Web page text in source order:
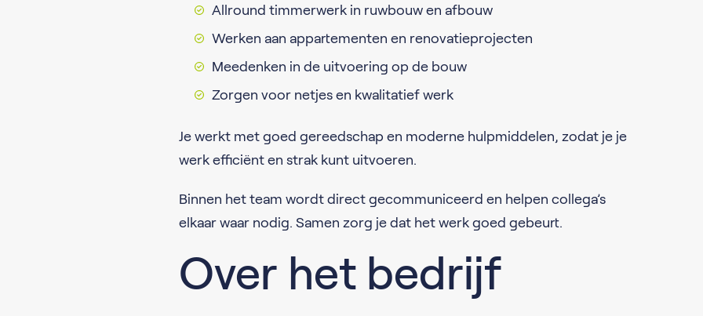
Allround timmerwerk in ruwbouw en afbouw
Werken aan appartementen en renovatieprojecten
Meedenken in de uitvoering op de bouw
Zorgen voor netjes en kwalitatief werk
Je werkt met goed gereedschap en moderne hulpmiddelen, zodat je je
werk efficiënt en strak kunt uitvoeren.
Binnen het team wordt direct gecommuniceerd en helpen collega’s
elkaar waar nodig. Samen zorg je dat het werk goed gebeurt.
Over het bedrijf